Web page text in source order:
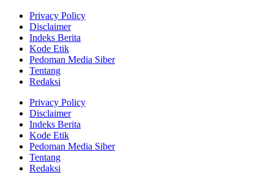
Privacy Policy
Disclaimer
Indeks Berita
Kode Etik
Pedoman Media Siber
Tentang
Redaksi
Privacy Policy
Disclaimer
Indeks Berita
Kode Etik
Pedoman Media Siber
Tentang
Redaksi